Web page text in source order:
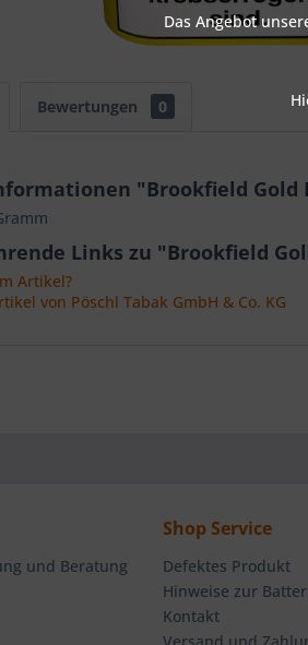
Bewertungen 0
"Brookfield Gold
Links zu "Brookfield
Artikel?
von Pöschl Tabak GmbH & Co. KG
und Beratung
Shop Service
Defektes Produkt
Hinweise zur
Kontakt
Das Angebot